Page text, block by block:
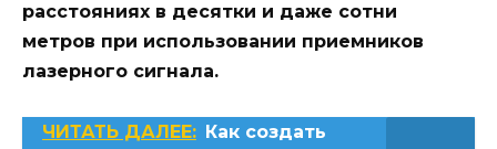
расстояниях в десятки и даже сотни
метров при использовании приемников
лазерного сигнала.
ЧИТАТЬ ДАЛЕЕ: Как создать